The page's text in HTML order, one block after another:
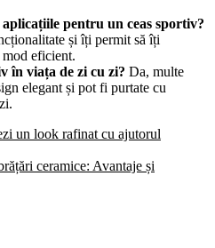
pentru un ceas sportiv?
și îți permit să îți
eficient.
în viața de zi cu zi? Da, multe
elegant și pot fi purtate cu
un look rafinat cu ajutorul
ceramice: Avantaje și